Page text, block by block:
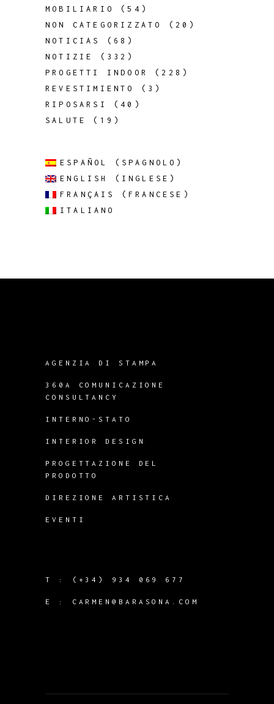
MOBILIARIO
(54)
NON CATEGORIZZATO
(20)
NOTICIAS
(68)
NOTIZIE
(332)
PROGETTI INDOOR
(228)
REVESTIMIENTO
(3)
RIPOSARSI
(40)
SALUTE
(19)
ESPAÑOL ( SPAGNOLO )
ENGLISH
( INGLESE )
FRANÇAIS
(FRANCESE )
ITALIANO
AGENZIA DI STAMPA
360A COMUNICAZIONE
CONSULTANCY
INTERNO-STATO
INTERIOR DESIGN
PROGETTAZIONE DEL
PRODOTTO
DIREZIONE ARTISTICA
EVENTI
T : (+34) 934 069 677
E : CARMEN@BARASONA.COM